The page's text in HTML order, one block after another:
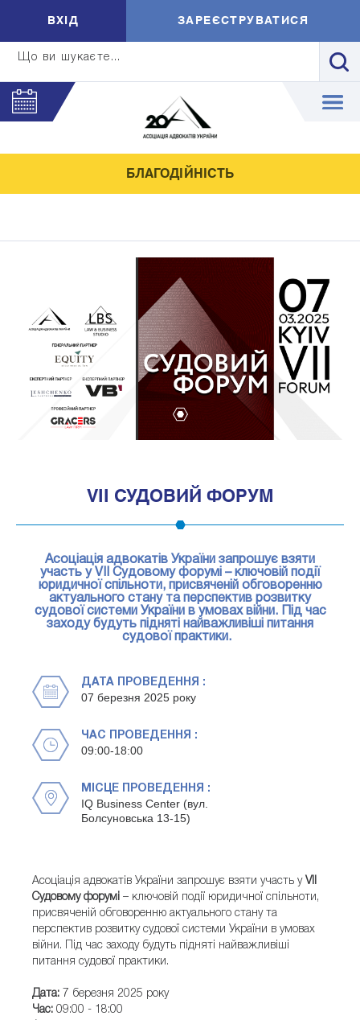
Що ви шукаєте...
ВXIД ЗАРЕЄСТРУВАТИСЯ
БЛАГОДІЙНІСТЬ
VII СУДОВИЙ ФОРУМ
Асоціація адвокатів України запрошує взяти
участь у VII Судовому форумі – ключовій події
юридичної спільноти, присвяченій обговоренню
актуального стану та перспектив розвитку
судової системи України в умовах війни. Під час
заходу будуть підняті найважливіші питання
судової практики.
ДАТА ПРОВЕДЕННЯ :
07 березня 2025 року
ЧАС ПРОВЕДЕННЯ :
09:00-18:00
МІСЦЕ ПРОВЕДЕННЯ :
IQ Business Center (вул.
Болсуновська 13-15)
Асоціація адвокатів України запрошує взяти участь у VII
Судовому форумі – ключовій події юридичної спільноти,
присвяченій обговоренню актуального стану та
перспектив розвитку судової системи України в умовах
війни. Під час заходу будуть підняті найважливіші
питання судової практики.
Дата: 7 березня 2025 року
Час: 09:00 - 18:00